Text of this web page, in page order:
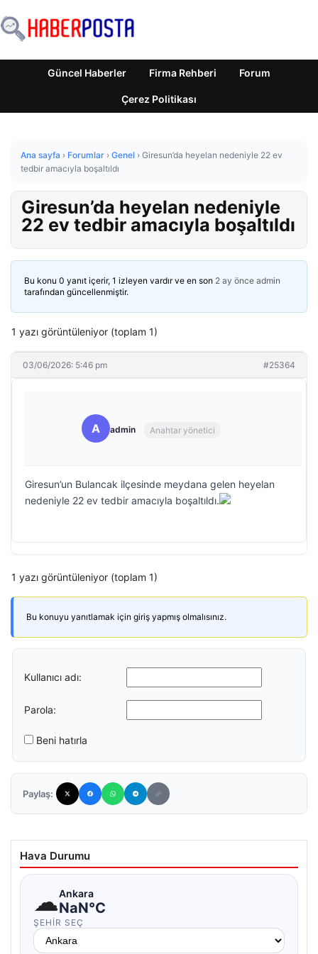
Güncel Haberler Firma Rehberi Forum
Çerez Politikası
Ana sayfa › Forumlar › Genel › Giresun’da heyelan nedeniyle 22 ev
tedbir amacıyla boşaltıldı
Giresun’da heyelan nedeniyle
22 ev tedbir amacıyla boşaltıldı
Bu konu 0 yanıt içerir, 1 izleyen vardır ve en son 2 ay önce admin
tarafından güncellenmiştir.
1 yazı görüntüleniyor (toplam 1)
03/06/2026: 5:46 pm #25364
A admin Anahtar yönetici
Giresun’un Bulancak ilçesinde meydana gelen heyelan
nedeniyle 22 ev tedbir amacıyla boşaltıldı.
1 yazı görüntüleniyor (toplam 1)
Bu konuyu yanıtlamak için giriş yapmış olmalısınız.
Kullanıcı adı:
Parola:
Beni hatırla
Paylaş:
Hava Durumu
☁Ankara
NaN°C
ŞEHIR SEÇ